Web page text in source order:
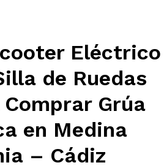
Eléctrico
de Ruedas
Grúa
en Medina
– Cádiz